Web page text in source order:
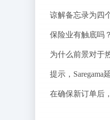
保险业有触底吗？
提示，Saregama
在确保新订单后